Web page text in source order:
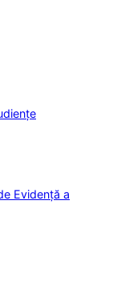
Evidență a